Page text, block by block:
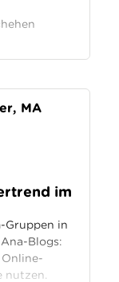
MA
im
Gruppen in
Blogs:
nutzen.